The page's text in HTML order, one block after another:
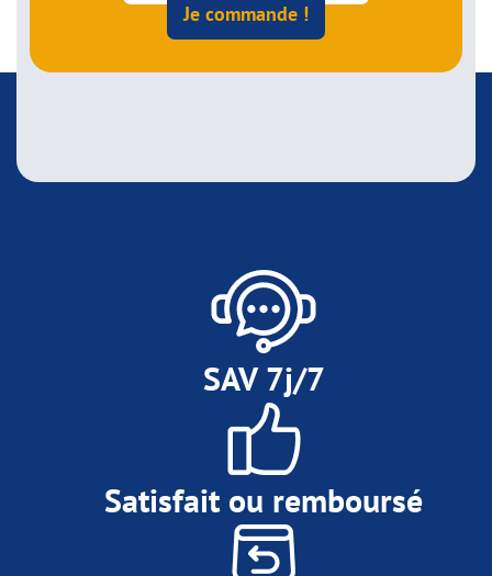
Je commande !
SAV 7j/7
Satisfait ou remboursé